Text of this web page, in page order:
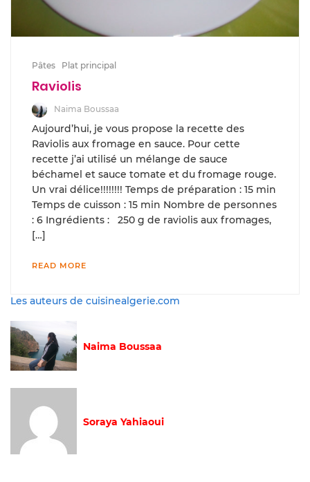
Pâtes Plat principal
Raviolis
Naima Boussaa
Aujourd’hui, je vous propose la recette des
Raviolis aux fromage en sauce. Pour cette
recette j’ai utilisé un mélange de sauce
béchamel et sauce tomate et du fromage rouge.
Un vrai délice!!!!!!!! Temps de préparation : 15 min
Temps de cuisson : 15 min Nombre de personnes
: 6 Ingrédients : 250 g de raviolis aux fromages,
[…]
READ MORE
Les auteurs de cuisinealgerie.com
Naima Boussaa
Soraya Yahiaoui